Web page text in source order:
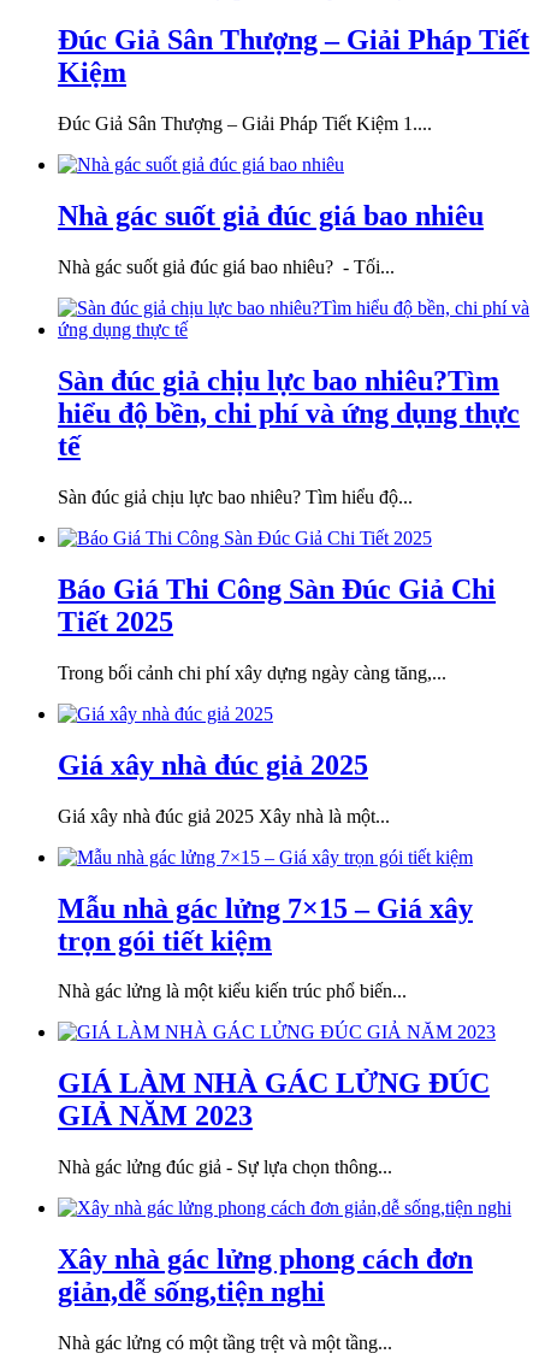
Đúc Giả Sân Thượng – Giải Pháp Tiết
Kiệm
Đúc Giả Sân Thượng – Giải Pháp Tiết Kiệm 1....
Nhà gác suốt giả đúc giá bao nhiêu
Nhà gác suốt giả đúc giá bao nhiêu? - Tối...
Sàn đúc giả chịu lực bao nhiêu?Tìm
hiểu độ bền, chi phí và ứng dụng thực
tế
Sàn đúc giả chịu lực bao nhiêu? Tìm hiểu độ...
Báo Giá Thi Công Sàn Đúc Giả Chi
Tiết 2025
Trong bối cảnh chi phí xây dựng ngày càng tăng,...
Giá xây nhà đúc giả 2025
Giá xây nhà đúc giả 2025 Xây nhà là một...
Mẫu nhà gác lửng 7×15 – Giá xây
trọn gói tiết kiệm
Nhà gác lửng là một kiểu kiến trúc phổ biến...
GIÁ LÀM NHÀ GÁC LỬNG ĐÚC
GIẢ NĂM 2023
Nhà gác lửng đúc giả - Sự lựa chọn thông...
Xây nhà gác lửng phong cách đơn
giản,dễ sống,tiện nghi
Nhà gác lửng có một tầng trệt và một tầng...